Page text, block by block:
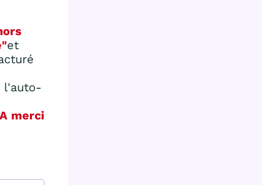
et
l'auto-
merci